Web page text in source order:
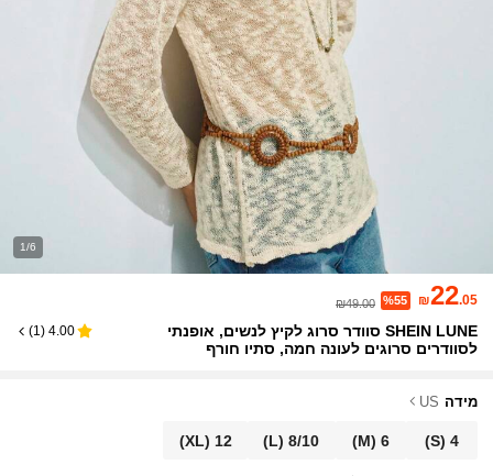
1/6
₪22.05
%55
₪49.00
SHEIN LUNE סוודר סרוג לקיץ לנשים, אופנתי
לסוודרים סרוגים לעונה חמה, סתיו חורף
4.00
(
1
)
מידה US
4
(S)
6
(M)
8/10
(L)
12
(XL)